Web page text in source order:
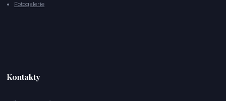
Fotogalerie
Kontakty